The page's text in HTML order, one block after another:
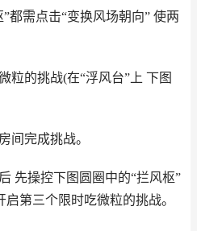
都需点击“变换风场朝向” 使两
粒的挑战(在“浮风台”上 下图
间完成挑战。
先操控下图圆圈中的“拦风枢”
第三个限时吃微粒的挑战。